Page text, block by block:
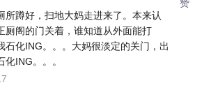
所蹲好，扫地大妈走进来了。本来认
厕阁的门关着，谁知道从外面能打
石化ING。。。大妈很淡定的关门，出
ING。。。
赞